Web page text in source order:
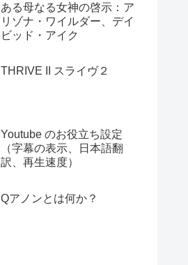
ある母なる女神の啓示：ア
リゾナ・ワイルダー、デイ
ビッド・アイク
THRIVE II スライヴ２
Youtube のお役立ち設定
（字幕の表示、日本語翻
訳、再生速度）
Qアノンとは何か？